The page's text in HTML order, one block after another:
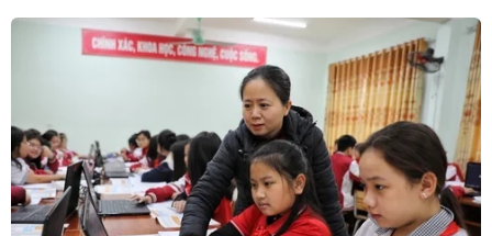
TIN CÙNG CHUYÊN MỤC
Khai mạc Lễ hội Việt Nam - Hàn
Quốc 2026 rực rỡ sắc màu văn hóa
07/08/2026 15:03